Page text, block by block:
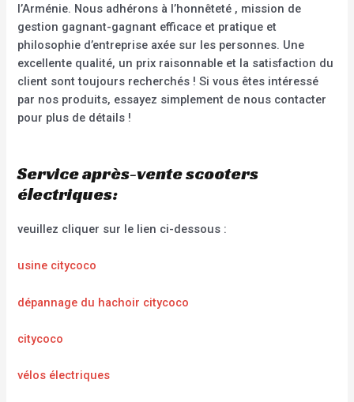
l’Arménie. Nous adhérons à l’honnêteté , mission de
gestion gagnant-gagnant efficace et pratique et
philosophie d’entreprise axée sur les personnes. Une
excellente qualité, un prix raisonnable et la satisfaction du
client sont toujours recherchés ! Si vous êtes intéressé
par nos produits, essayez simplement de nous contacter
pour plus de détails !
Service après-vente scooters
électriques:
veuillez cliquer sur le lien ci-dessous :
usine citycoco
dépannage du hachoir citycoco
citycoco
vélos électriques